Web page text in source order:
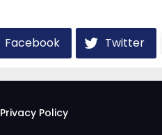
Facebook Twitter
Privacy Policy